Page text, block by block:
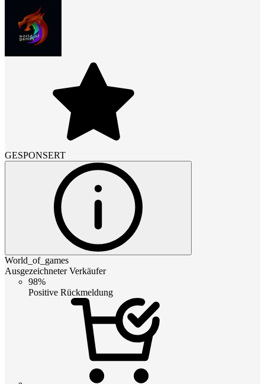
GESPONSERT
World_of_games
Ausgezeichneter Verkäufer
98%
Positive Rückmeldung